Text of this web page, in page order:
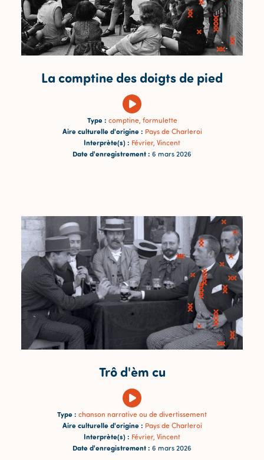
La comptine des doigts de pied
Type : comptine, formulette
Aire culturelle d'origine : Pays de Charleroi
Interprète(s) : Février, Vincent
Date d'enregistrement : 6 mars 2026
Trô d'èm cu
Type : chanson narrative ou de divertissement
Aire culturelle d'origine : Pays de Charleroi
Interprète(s) : Février, Vincent
Date d'enregistrement : 6 mars 2026